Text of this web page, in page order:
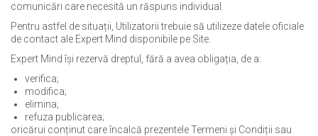
comunicări care necesită un răspuns individual.
Pentru astfel de situații, Utilizatorii trebuie să utilizeze datele oficiale
de contact ale Expert Mind disponibile pe Site.
Expert Mind își rezervă dreptul, fără a avea obligația, de a:
verifica;
modifica;
elimina;
refuza publicarea;
oricărui conținut care încalcă prezentele Termeni și Condiții sau